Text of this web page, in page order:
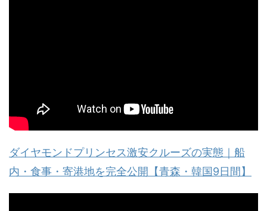
ダイヤモンドプリンセス激安クルーズの実態｜船
内・食事・寄港地を完全公開【青森・韓国9日間】